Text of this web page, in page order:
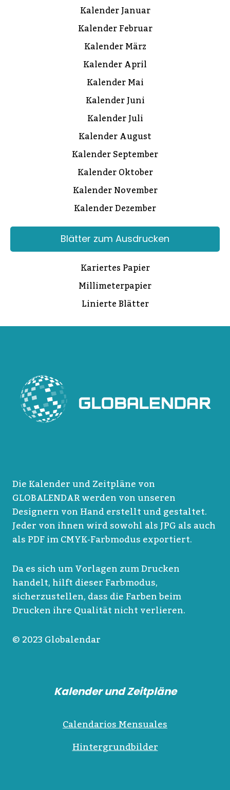
Kalender Januar
Kalender Februar
Kalender März
Kalender April
Kalender Mai
Kalender Juni
Kalender Juli
Kalender August
Kalender September
Kalender Oktober
Kalender November
Kalender Dezember
Blätter zum Ausdrucken
Kariertes Papier
Millimeterpapier
Linierte Blätter
Die Kalender und Zeitpläne von
GLOBALENDAR werden von unseren
Designern von Hand erstellt und gestaltet.
Jeder von ihnen wird sowohl als JPG als auch
als PDF im CMYK-Farbmodus exportiert.
Da es sich um Vorlagen zum Drucken
handelt, hilft dieser Farbmodus,
sicherzustellen, dass die Farben beim
Drucken ihre Qualität nicht verlieren.
© 2023 Globalendar
Kalender und Zeitpläne
Calendarios Mensuales
Hintergrundbilder